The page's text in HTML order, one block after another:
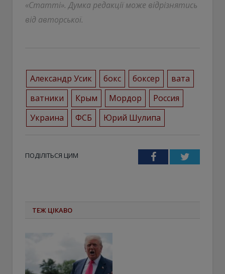
«Статті». Думка редакції може відрізнятись
від авторської.
Александр Усик бокс боксер
вата
ватники
Крым Мордор
Россия
Украина
ФСБ Юрий Шулипа
ПОДІЛІТЬСЯ ЦИМ FacebookTwitter
ТЕЖ ЦІКАВО